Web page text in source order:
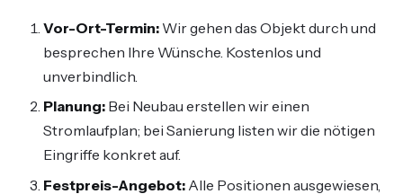
Vor-Ort-Termin: Wir gehen das Objekt durch und
besprechen Ihre Wünsche. Kostenlos und
unverbindlich.
Planung: Bei Neubau erstellen wir einen
Stromlaufplan; bei Sanierung listen wir die nötigen
Eingriffe konkret auf.
Festpreis-Angebot: Alle Positionen ausgewiesen,